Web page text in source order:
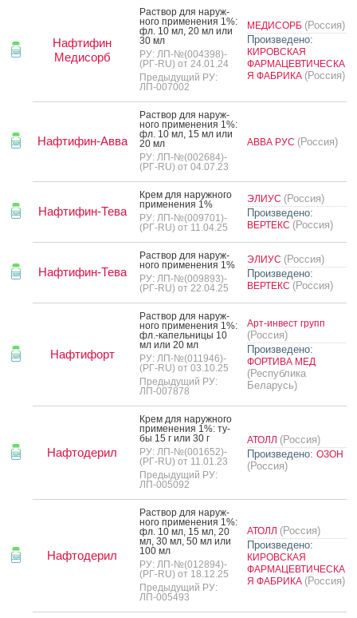
Нафтифин
Медисорб
Рас­твор для на­руж­
но­го при­мене­ния 1%:
фл. 10 мл, 20 мл или
30 мл
РУ: ЛП-№(004398)-
(РГ-RU) от 24.01.24
Предыдущий РУ:
ЛП-007002
МЕДИСОРБ (Россия)
Произведено:
КИРОВСКАЯ
ФАРМАЦЕВТИЧЕСКА
Я ФАБРИКА (Россия)
Нафтифин-Авва
Рас­твор для на­руж­
но­го при­мене­ния 1%:
фл. 10 мл, 15 мл или
20 мл
РУ: ЛП-№(002684)-
(РГ-RU) от 04.07.23
АВВА РУС (Россия)
Нафтифин-Тева
Крем для на­руж­но­го
при­мене­ния 1%
РУ: ЛП-№(009701)-
(РГ-RU) от 11.04.25
ЭЛИУС (Россия)
Произведено:
ВЕРТЕКС (Россия)
Нафтифин-Тева
Рас­твор для на­руж­
но­го при­мене­ния 1%
РУ: ЛП-№(009893)-
(РГ-RU) от 22.04.25
ЭЛИУС (Россия)
Произведено:
ВЕРТЕКС (Россия)
Нафтифорт
Рас­твор для на­руж­
но­го при­мене­ния 1%:
фл.-ка­пель­ни­цы 10
мл или 20 мл
РУ: ЛП-№(011946)-
(РГ-RU) от 03.10.25
Предыдущий РУ:
ЛП-007878
Арт-инвест групп
(Россия)
Произведено:
ФОРТИВА МЕД
(Республика
Беларусь)
Нафтодерил
Крем для на­руж­но­го
при­мене­ния 1%: ту­
бы 15 г или 30 г
РУ: ЛП-№(001652)-
(РГ-RU) от 11.01.23
Предыдущий РУ:
ЛП-005092
АТОЛЛ (Россия)
Произведено: ОЗОН
(Россия)
Нафтодерил
Рас­твор для на­руж­
но­го при­мене­ния 1%:
фл. 10 мл, 15 мл, 20
мл, 30 мл, 50 мл или
100 мл
РУ: ЛП-№(012894)-
(РГ-RU) от 18.12.25
Предыдущий РУ:
ЛП-005493
АТОЛЛ (Россия)
Произведено:
КИРОВСКАЯ
ФАРМАЦЕВТИЧЕСКА
Я ФАБРИКА (Россия)